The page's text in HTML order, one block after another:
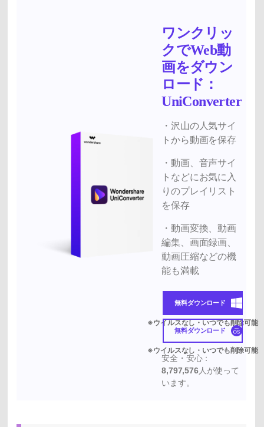
ワンクリッ
クでWeb動
画をダウン
ロード：
UniConverter
・沢山の人気サイ
トから動画を保存
・動画、音声サイ
トなどにお気に入
りのプレイリスト
を保存
・動画変換、動画
編集、画面録画、
動画圧縮などの機
能も満載
無料ダウンロード
無料ダウンロード
安全・安心：
8,797,576人が使って
います。